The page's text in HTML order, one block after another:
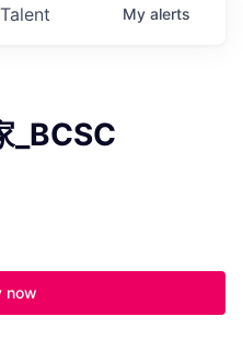
Talent My alerts
_BCSC
now